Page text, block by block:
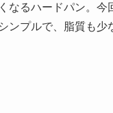
なるハードパン。今
ンプルで、脂質も少